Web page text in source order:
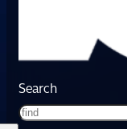
Search